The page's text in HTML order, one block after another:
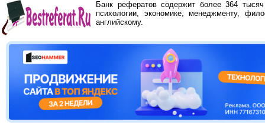
Банк рефератов содержит более 364
психологии, экономике, менеджменту,
английскому.